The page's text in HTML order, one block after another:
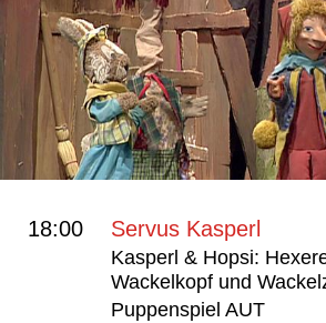
18:00 Servus Kasperl
Kasperl & Hopsi:
Wackelkopf und
Puppenspiel AUT